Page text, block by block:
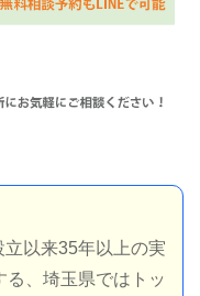
以来35年以上の実
、埼玉県ではトッ